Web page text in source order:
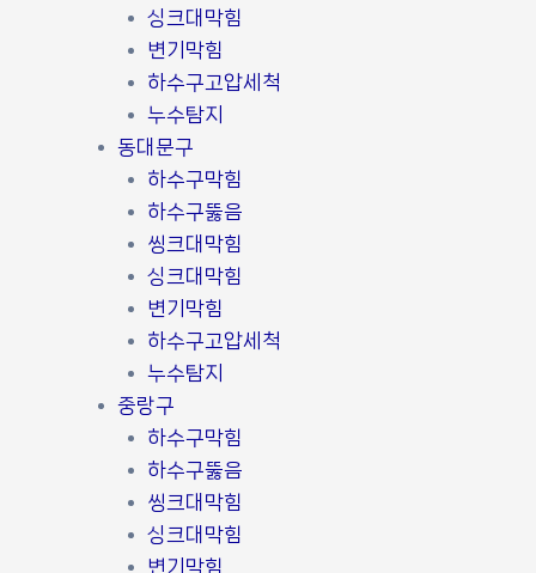
싱크대막힘
변기막힘
하수구고압세척
누수탐지
동대문구
하수구막힘
하수구뚫음
씽크대막힘
싱크대막힘
변기막힘
하수구고압세척
누수탐지
중랑구
하수구막힘
하수구뚫음
씽크대막힘
싱크대막힘
변기막힘